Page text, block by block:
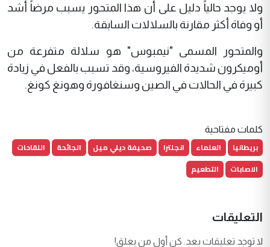
ولا يوجد حالياً دليل على أن هذا المتحور يسبب مرضاً أشد
أو وفاة أكثر مقارنة بالسلالات السابقة.
والمتحور المسمى "نيمبوس" هو سلالة متفرعة من
أوميكرون شديدة الفيروسية، وقد تسبب بالفعل في زيادة
كبيرة في الحالات في الصين وسنغافورة وهونغ كونغ.
كلمات مفتاحية
بريطانيا العلماء انجلترا صحيفة ديلي ميل الجائحة
اللقاحات
الاصابات
التطعيم
التعليقات
لا توجد تعليقات بعد. كن أول من يعلق!